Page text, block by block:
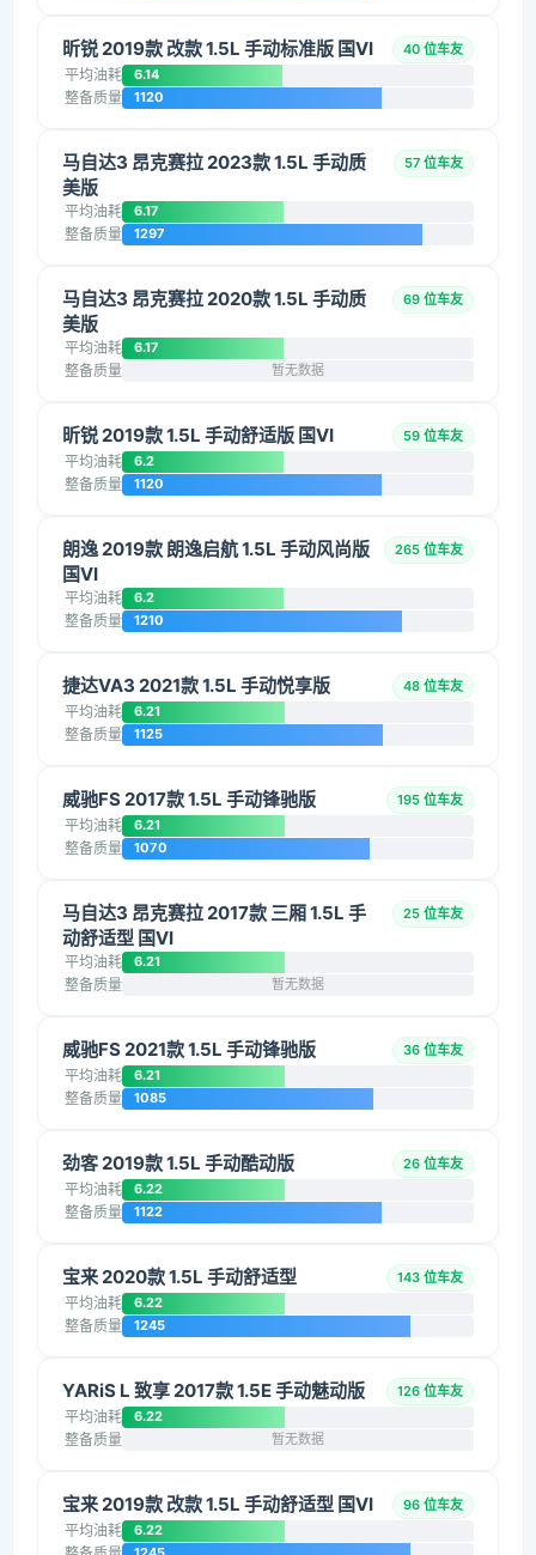
昕锐 2019款 改款 1.5L 手动标准版 国VI 40 位车友
平均油耗 6.14
整备质量 1120
马自达3 昂克赛拉 2023款 1.5L 手动质
美版
57 位车友
平均油耗 6.17
整备质量 1297
马自达3 昂克赛拉 2020款 1.5L 手动质
美版
69 位车友
平均油耗 6.17
整备质量 暂无数据
昕锐 2019款 1.5L 手动舒适版 国VI 59 位车友
平均油耗 6.2
整备质量 1120
朗逸 2019款 朗逸启航 1.5L 手动风尚版
国VI
265 位车友
平均油耗 6.2
整备质量 1210
捷达VA3 2021款 1.5L 手动悦享版 48 位车友
平均油耗 6.21
整备质量 1125
威驰FS 2017款 1.5L 手动锋驰版 195 位车友
平均油耗 6.21
整备质量 1070
马自达3 昂克赛拉 2017款 三厢 1.5L 手
动舒适型 国VI
25 位车友
平均油耗 6.21
整备质量 暂无数据
威驰FS 2021款 1.5L 手动锋驰版 36 位车友
平均油耗 6.21
整备质量 1085
劲客 2019款 1.5L 手动酷动版 26 位车友
平均油耗 6.22
整备质量 1122
宝来 2020款 1.5L 手动舒适型 143 位车友
平均油耗 6.22
整备质量 1245
YARiS L 致享 2017款 1.5E 手动魅动版 126 位车友
平均油耗 6.22
整备质量 暂无数据
宝来 2019款 改款 1.5L 手动舒适型 国VI 96 位车友
平均油耗 6.22